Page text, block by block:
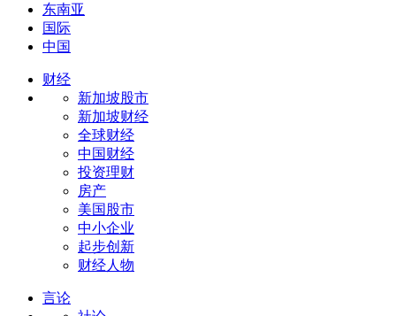
东南亚
国际
中国
财经
新加坡股市
新加坡财经
全球财经
中国财经
投资理财
房产
美国股市
中小企业
起步创新
财经人物
言论